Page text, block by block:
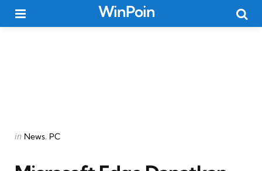
WinPoin
Categories
Posted
in News PC